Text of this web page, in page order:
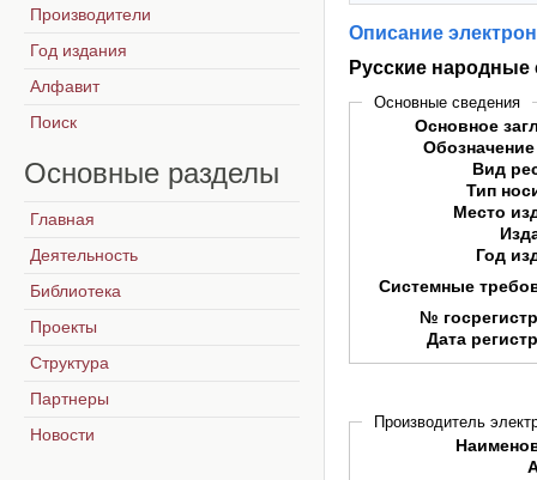
Описание
Русские народные
Основные сведения
Основное
Вид
Тип
Место
Год
Системные
№
Дата
Производитель
Производители
Год издания
Алфавит
Поиск
Основные разделы
Главная
Деятельность
Библиотека
Проекты
Структура
Партнеры
Новости